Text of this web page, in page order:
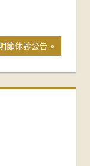
節休診公告